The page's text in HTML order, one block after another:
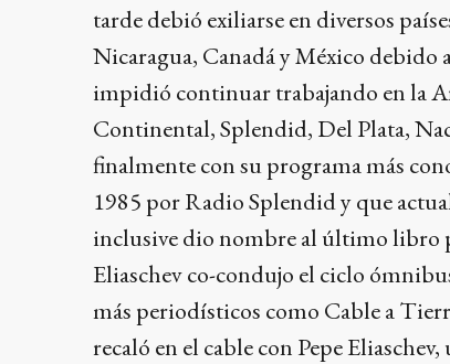
tarde debió exiliarse en diversos
Nicaragua, Canadá y México
impidió continuar trabajando en la
Continental, Splendid, Del Plata,
finalmente con su programa más
1985 por Radio Splendid y que
inclusive dio nombre al último libro
Eliaschev co-condujo el ciclo
más periodísticos como Cable a
recaló en el cable con Pepe